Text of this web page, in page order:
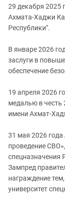
29 декабря 2025
Ахмата-Хаджи
Республики".
В январе 2026
заслуги в
обеспечение
19 апреля 2026
медалью в честь
имени Ахмат-
31 мая 2026
проведение
спецназначения
Зампред
награждение
университет